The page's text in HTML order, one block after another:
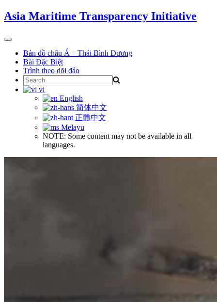
Skip
to
Asia Maritime Transparency Initiative
Toggle
navigationBản đồ châu Á – Thái Bình Dương
Bài Đặc Biệt
Trình theo dõi đảo
Search
for:
vi
English
简体中文
正體中文
Melayu
NOTE: Some content may not be available in all
languages.